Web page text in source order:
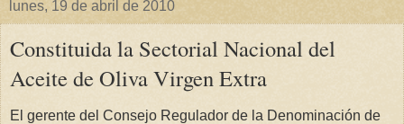
lunes, 19 de abril de 2010
Constituida la Sectorial Nacional del
Aceite de Oliva Virgen Extra
El gerente del Consejo Regulador de la Denominación de